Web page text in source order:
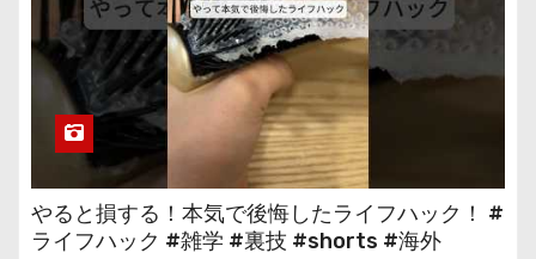
やると損する！本気で後悔したライフハック！ #
ライフハック #雑学 #裏技 #shorts #海外